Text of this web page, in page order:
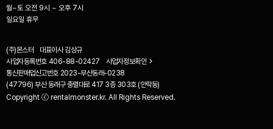
월~토 오전 9시 ~ 오후 7시
일요일 휴무
(주)몬스터 대표이사 김상규
사업자등록번호 406-88-02427
사업자정보확인
통신판매업신고번호 2023-부산동래-0238
(47796) 부산 동래구 충렬대로 417 3층 303호 (안락동)
Copyright ⓒ rentalmonster.kr. All Rights Reserved.